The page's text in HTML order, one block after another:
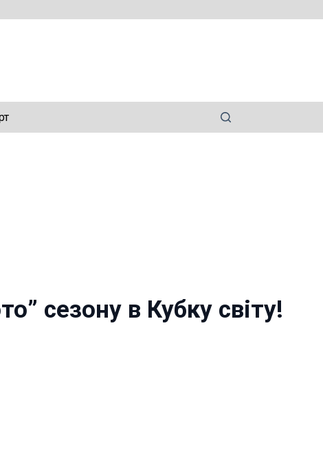
сезону в Кубку світу!